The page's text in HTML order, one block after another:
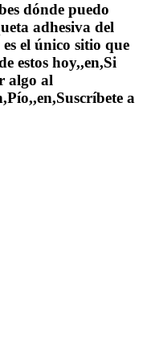
dónde puedo
adhesiva del
el único sitio que
estos hoy,,en,Si
algo al
a